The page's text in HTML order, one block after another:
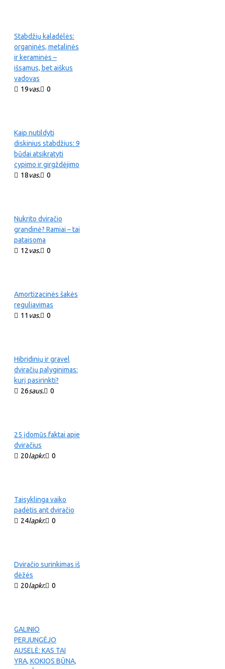
Stabdžių kaladėlės:
organinės, metalinės
ir keraminės –
išsamus, bet aiškus
vadovas
19vas. 0
Kaip nutildyti
diskinius stabdžius: 9
būdai atsikratyti
cypimo ir girgždėjimo
18vas. 0
Nukrito dviračio
grandinė? Ramiai – tai
pataisoma
12vas. 0
Amortizacinės šakės
reguliavimas
11 vas. 0
Hibridinių ir gravel
dviračių palyginimas:
kurį pasirinkti?
26saus. 0
25 įdomūs faktai apie
dviračius
20lapkr. 0
Taisyklinga vaiko
padėtis ant dviračio
24lapkr. 0
Dviračio surinkimas iš
dėžės
20lapkr. 0
GALINIO
PERJUNGĖJO
AUSELĖ: KAS TAI
YRA, KOKIOS BŪNA,